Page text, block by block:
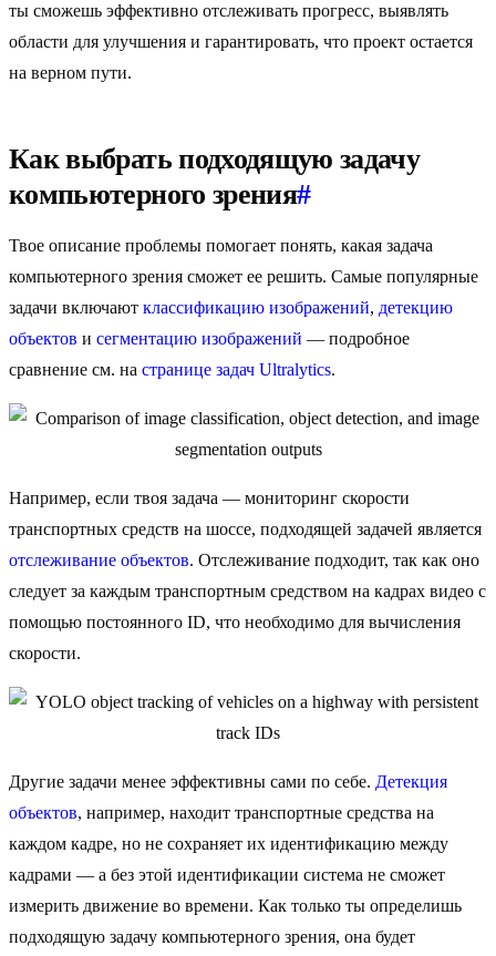
ты сможешь эффективно отслеживать прогресс, выявлять
области для улучшения и гарантировать, что проект остается
на верном пути.
Как выбрать подходящую задачу
компьютерного зрения#
Твое описание проблемы помогает понять, какая задача
компьютерного зрения сможет ее решить. Самые популярные
задачи включают классификацию изображений, детекцию
объектов и сегментацию изображений — подробное
сравнение см. на странице задач Ultralytics.
Например, если твоя задача — мониторинг скорости
транспортных средств на шоссе, подходящей задачей является
отслеживание объектов. Отслеживание подходит, так как оно
следует за каждым транспортным средством на кадрах видео с
помощью постоянного ID, что необходимо для вычисления
скорости.
Другие задачи менее эффективны сами по себе. Детекция
объектов, например, находит транспортные средства на
каждом кадре, но не сохраняет их идентификацию между
кадрами — а без этой идентификации система не сможет
измерить движение во времени. Как только ты определишь
подходящую задачу компьютерного зрения, она будет